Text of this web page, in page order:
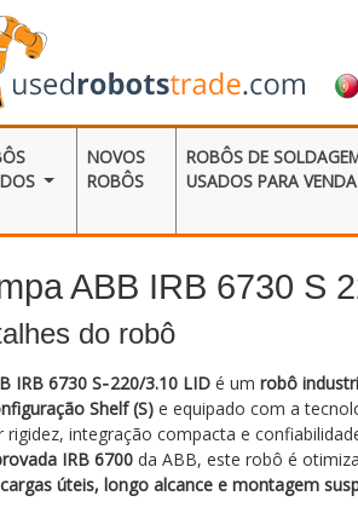
NOVOS
ROBÔS
ROBÔS DE
USADOS ​​PARA VENDA
ABB IRB 6730 S
do robô
IRB 6730 S‑220/3.10 LID é um robô
Shelf (S) e equipado com a
rigidez, integração compacta e
IRB 6700 da ABB, este robô é
úteis, longo alcance e montagem